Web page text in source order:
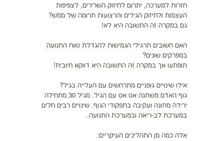
חזרות למערכה, יתרום לחיזוק השרירים, לצפיפות
העצמות ולחיזוק הגידים והרצועות תרומה של ממש?
גם במקרה זה התשובה היא לא!
האם חשובים תרגילי הגמישות להגדלת טווח התנועה
במפרקים שונים?
תופתעו אך במקרה זה התשובה היא דווקא חיובית!
אילו שינויים גופניים מתרחשים עם העלייה בגיל?
גוף האדם משתנה אט אט עם הגיל. מגיל 30 מתחילה
ירידה מתונה ועקיבה בתפקודי הגוף. שינויים רבים חלים
במערכת לב-ריאה ובמערכת התנועה.
אלה כמה מן התהליכים העיקריים: